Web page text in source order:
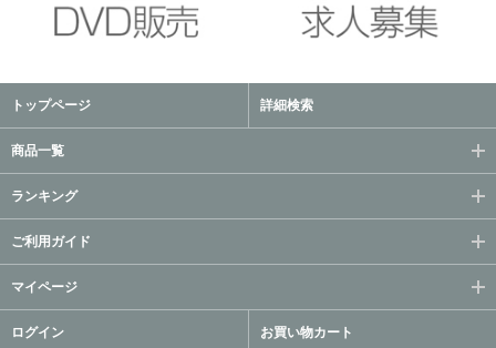
トップページ 詳細検索
商品一覧
ランキング
ご利用ガイド
マイページ
ログイン お買い物カート